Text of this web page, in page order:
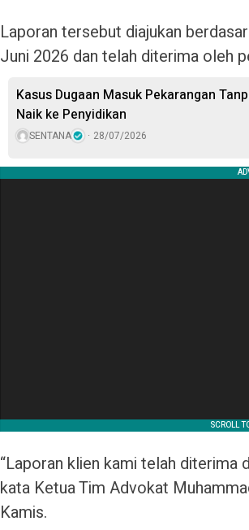
Laporan tersebut diajukan
Juni 2026 dan telah diterima oleh
Kasus Dugaan Masuk Pekarangan
Naik ke Penyidikan
SENTANA 28/07/2026
“Laporan klien kami telah diterima
kata Ketua Tim Advokat
Kamis.